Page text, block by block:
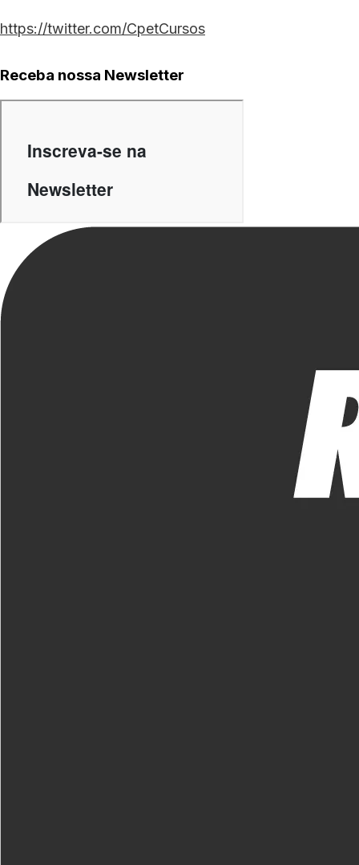
https://twitter.com/CpetCursos
Receba nossa Newsletter